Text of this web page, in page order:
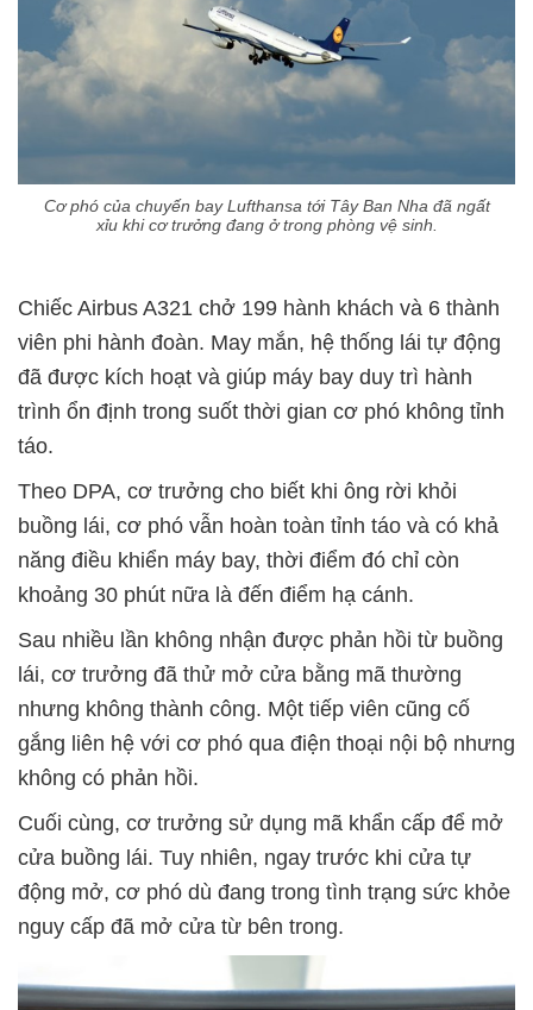
Cơ phó của chuyến bay Lufthansa tới Tây Ban Nha đã ngất
xỉu khi cơ trưởng đang ở trong phòng vệ sinh.
Chiếc Airbus A321 chở 199 hành khách và 6 thành
viên phi hành đoàn. May mắn, hệ thống lái tự động
đã được kích hoạt và giúp máy bay duy trì hành
trình ổn định trong suốt thời gian cơ phó không tỉnh
táo.
Theo DPA, cơ trưởng cho biết khi ông rời khỏi
buồng lái, cơ phó vẫn hoàn toàn tỉnh táo và có khả
năng điều khiển máy bay, thời điểm đó chỉ còn
khoảng 30 phút nữa là đến điểm hạ cánh.
Sau nhiều lần không nhận được phản hồi từ buồng
lái, cơ trưởng đã thử mở cửa bằng mã thường
nhưng không thành công. Một tiếp viên cũng cố
gắng liên hệ với cơ phó qua điện thoại nội bộ nhưng
không có phản hồi.
Cuối cùng, cơ trưởng sử dụng mã khẩn cấp để mở
cửa buồng lái. Tuy nhiên, ngay trước khi cửa tự
động mở, cơ phó dù đang trong tình trạng sức khỏe
nguy cấp đã mở cửa từ bên trong.